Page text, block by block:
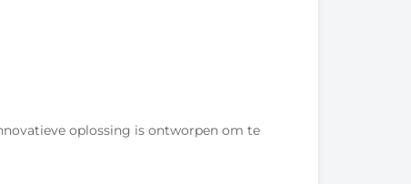
oplossing is ontworpen om te